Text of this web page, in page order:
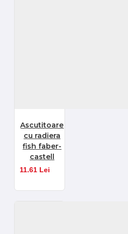
Ascutitoare
cu radiera
fish faber-
castell
11.61 Lei